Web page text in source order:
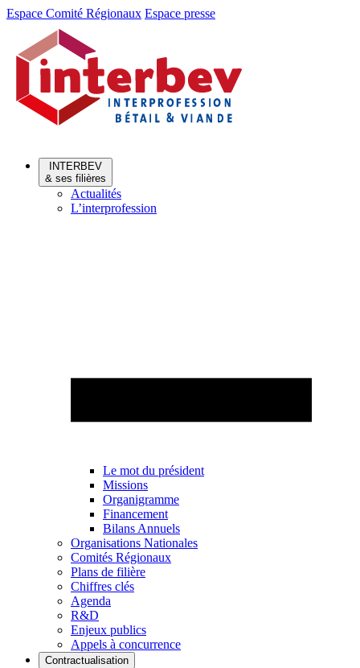
Aller
Aller
contenu
Espace Comité Régionaux Espace presse
INTERBEV
& ses filières
Actualités
L’interprofession
Le mot du président
Missions
Organigramme
Financement
Bilans Annuels
Organisations Nationales
Comités Régionaux
Plans de filière
Chiffres clés
Agenda
R&D
Enjeux publics
Appels à concurrence
Contractualisation